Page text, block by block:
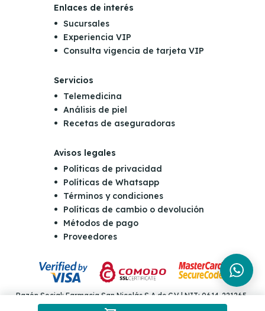
Enlaces de interés
Sucursales
Experiencia VIP
Consulta vigencia de tarjeta VIP
Servicios
Telemedicina
Análisis de piel
Recetas de aseguradoras
Avisos legales
Políticas de privacidad
Políticas de Whatsapp
Términos y condiciones
Políticas de cambio o devolución
Métodos de pago
Proveedores
Razón Social: Farmacia San Nicolás S.A de C.V | NIT: 0614-221265-
001-4 | Dirección: Final Boulevard Orden de Malta y Carretera al